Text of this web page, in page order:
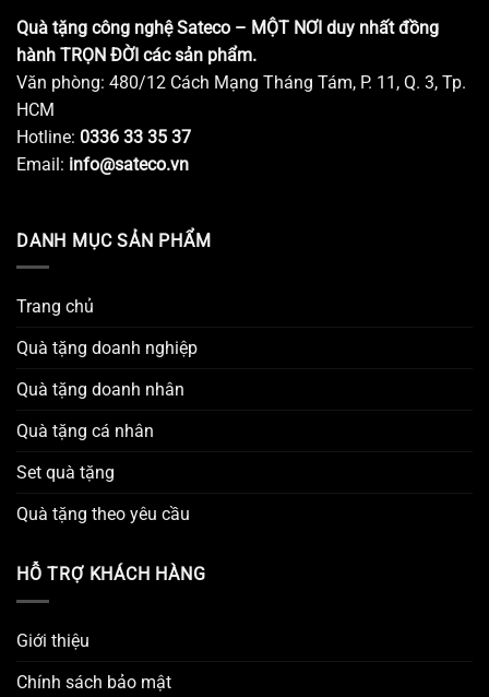
Quà tặng công nghệ Sateco – MỘT NƠI duy nhất đồng
hành TRỌN ĐỜI các sản phẩm.
Văn phòng: 480/12 Cách Mạng Tháng Tám, P. 11, Q. 3, Tp.
HCM
Hotline: 0336 33 35 37
Email: info@sateco.vn
DANH MỤC SẢN PHẨM
Trang chủ
Quà tặng doanh nghiệp
Quà tặng doanh nhân
Quà tặng cá nhân
Set quà tặng
Quà tặng theo yêu cầu
HỖ TRỢ KHÁCH HÀNG
Giới thiệu
Chính sách bảo mật